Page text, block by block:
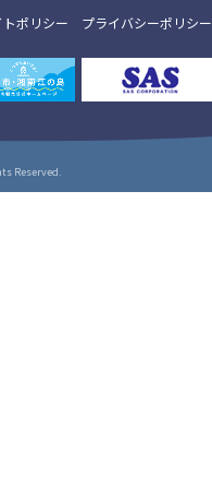
ポリシー プライバシーポリシー
Reserved.